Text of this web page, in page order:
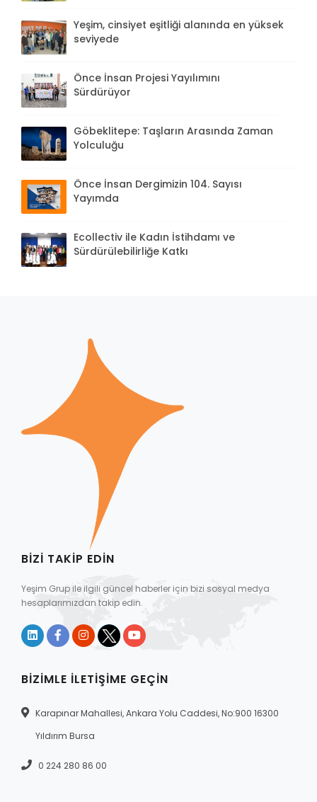
Yeşim, cinsiyet eşitliği alanında en yüksek
seviyede
Önce İnsan Projesi Yayılımını
Sürdürüyor
Göbeklitepe: Taşların Arasında Zaman
Yolculuğu
Önce İnsan Dergimizin 104. Sayısı
Yayımda
Ecollectiv ile Kadın İstihdamı ve
Sürdürülebilirliğe Katkı
BIZI TAKIP EDIN
Yeşim Grup ile ilgili güncel haberler için bizi sosyal medya
hesaplarımızdan takip edin.
BIZIMLE İLETIŞIME GEÇIN
Karapınar Mahallesi, Ankara Yolu Caddesi, No:900 16300
Yıldırım Bursa
0 224 280 86 00